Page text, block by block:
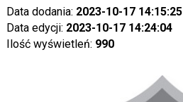
Data dodania: 2023-10-17 14:15:25
Data edycji: 2023-10-17 14:24:04
Ilość wyświetleń: 990